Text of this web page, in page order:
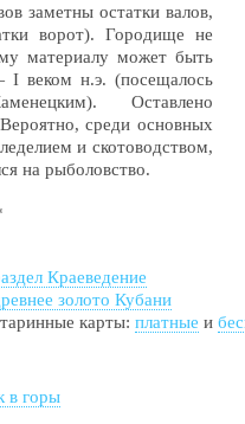
заметны остатки валов,
ворот). Городище не
материалу может быть
I веком н.э. (посещалось
Оставлено
среди основных
и скотоводством,
на рыболовство.
Краеведение
золото Кубани
карты:платные и
в горы